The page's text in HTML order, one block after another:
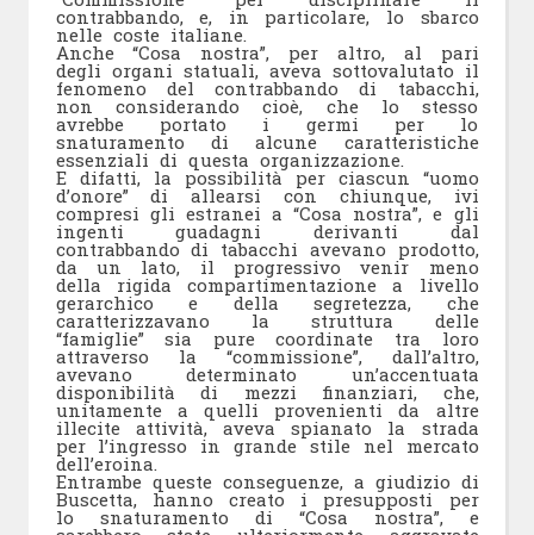
contrabbando, e, in particolare, lo sbarco
nelle coste italiane.
Anche “Cosa nostra”, per altro, al pari
degli organi statuali, aveva sottovalutato il
fenomeno del contrabbando di tabacchi,
non considerando cioè, che lo stesso
avrebbe portato i germi per lo
snaturamento di alcune caratteristiche
essenziali di questa organizzazione.
E difatti, la possibilità per ciascun “uomo
d’onore” di allearsi con chiunque, ivi
compresi gli estranei a “Cosa nostra”, e gli
ingenti guadagni derivanti dal
contrabbando di tabacchi avevano prodotto,
da un lato, il progressivo venir meno
della rigida compartimentazione a livello
gerarchico e della segretezza, che
caratterizzavano la struttura delle
“famiglie” sia pure coordinate tra loro
attraverso la “commissione”, dall’altro,
avevano determinato un’accentuata
disponibilità di mezzi finanziari, che,
unitamente a quelli provenienti da altre
illecite attività, aveva spianato la strada
per l’ingresso in grande stile nel mercato
dell’eroina.
Entrambe queste conseguenze, a giudizio di
Buscetta, hanno creato i presupposti per
lo snaturamento di “Cosa nostra”, e